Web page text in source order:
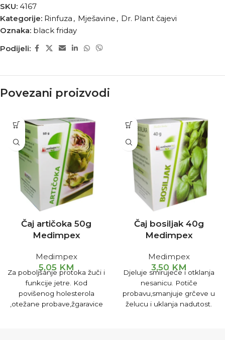
SKU: 4167
Kategorije: Rinfuza , Mješavine , Dr. Plant čajevi
Oznaka: black friday
Podijeli:
Povezani proizvodi
Čaj artičoka 50g
Medimpex
Medimpex
5,05 KM
Za poboljšanje protoka žuči i
funkcije jetre. Kod
povišenog holesterola
,otežane probave,žgaravice
Čaj bosiljak 40g
Medimpex
Medimpex
3,50 KM
Djeluje smirujeće i otklanja
nesanicu. Potiče
probavu,smanjuje grčeve u
želucu i uklanja nadutost.